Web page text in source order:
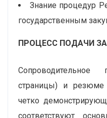
Знание процедур
государственным
ПРОЦЕСС ПОДАЧИ
страницы) и
четко
соответствуют